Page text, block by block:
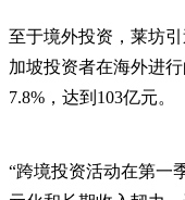
至于境外投资，莱坊引
加坡投资者在海外进
7.8%，达到103亿元。
“跨境投资活动在第一